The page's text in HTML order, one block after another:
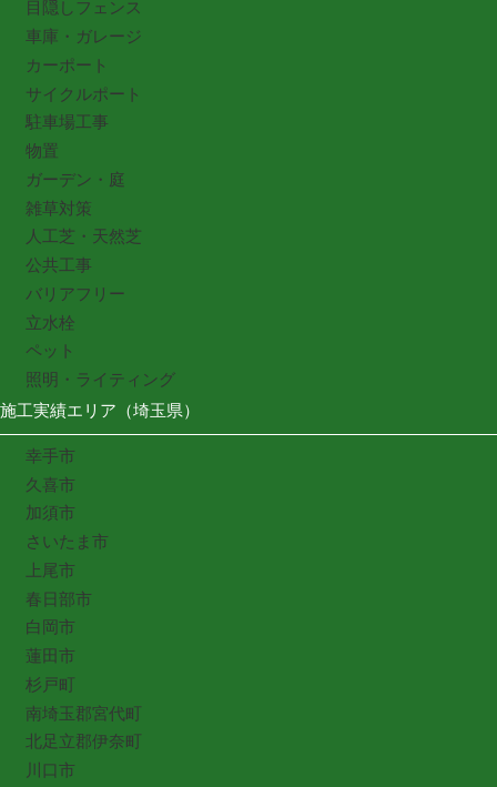
目隠しフェンス
車庫・ガレージ
カーポート
サイクルポート
駐車場工事
物置
ガーデン・庭
雑草対策
人工芝・天然芝
公共工事
バリアフリー
立水栓
ペット
照明・ライティング
施工実績エリア（埼玉県）
幸手市
久喜市
加須市
さいたま市
上尾市
春日部市
白岡市
蓮田市
杉戸町
南埼玉郡宮代町
北足立郡伊奈町
川口市